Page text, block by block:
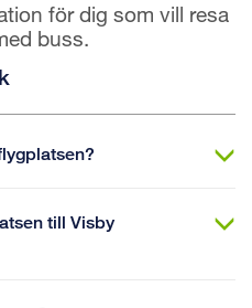
för dig som vill resa
buss.
till Visby